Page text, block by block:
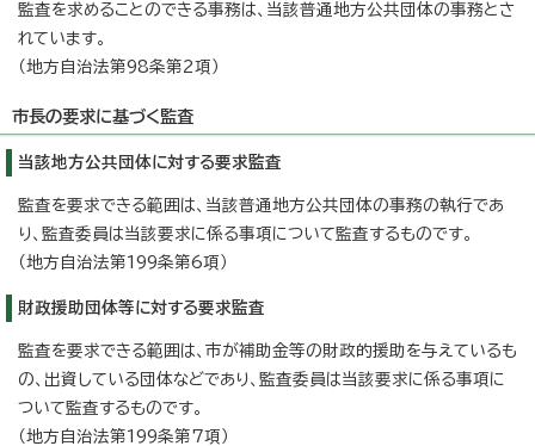
監査を求めることのできる事務は、当該普通地方公共団体の事務とさ
れています。
（地方自治法第98条第2項）
市長の要求に基づく監査
当該地方公共団体に対する要求監査
監査を要求できる範囲は、当該普通地方公共団体の事務の執行であ
り、監査委員は当該要求に係る事項について監査するものです。
（地方自治法第199条第6項）
財政援助団体等に対する要求監査
監査を要求できる範囲は、市が補助金等の財政的援助を与えているも
の、出資している団体などであり、監査委員は当該要求に係る事項に
ついて監査するものです。
（地方自治法第199条第7項）